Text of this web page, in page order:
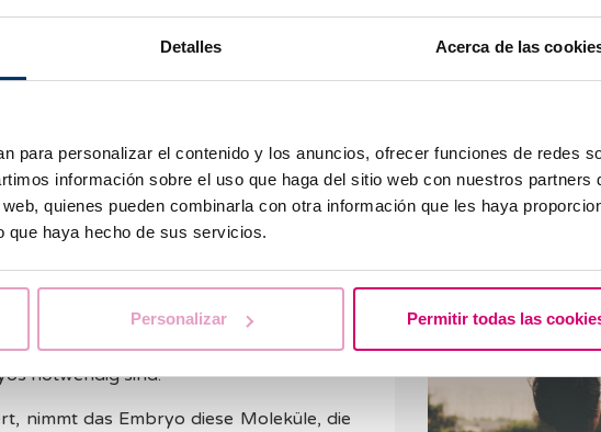
Detalles Acerca de las
para personalizar el contenido y los anuncios, ofrecer funciones de redes
información sobre el uso que haga del sitio web con nuestros partners
quienes pueden combinarla con otra información que les haya
que haya hecho de sus servicios.
Personalizar Permitir todas las
von Müttern und Kindern und auch
die die Mutter währen der
und Diabetes 2, vermutet wurde.
Antworten, warum so viele
Ihrer Mutter ähnlich sind.
schwangeren Mutter
sekretiert die austragende Mutter
in die Flüssigkeit des Endometriums, die
und Proteinen, für eine korrekte
notwendig sind.
nimmt das Embryo diese Moleküle, die
Wie lange dauert es,
befruchtete Eizelle
ausgebliebenen
einem negativen
Schwangerschaftstest?